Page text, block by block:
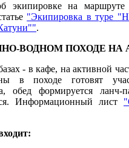
экипировке на маршруте
"Экипировка в туре
.
ВОДНОМ ПОХОДЕ НА
- в кафе, на активной
в походе готовят
обед формируется ланч-
Информационный лист